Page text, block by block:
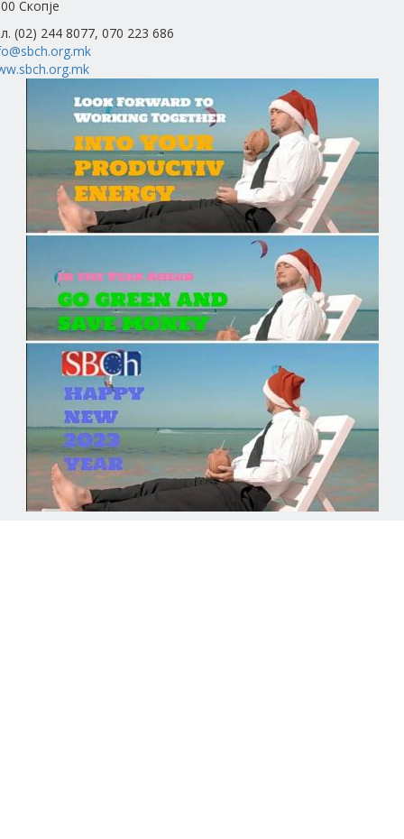
Скопје
(02) 244 8077, 070 223 686